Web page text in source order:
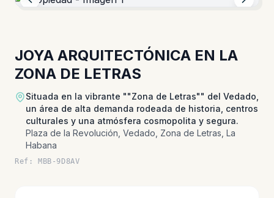
JOYA ARQUITECTÓNICA EN LA
ZONA DE LETRAS
Situada en la vibrante ""Zona de Letras"" del Vedado,
un área de alta demanda rodeada de historia, centros
culturales y una atmósfera cosmopolita y segura.
Plaza de la Revolución, Vedado, Zona de Letras, La
Habana
Ref: MBB-9D8AV